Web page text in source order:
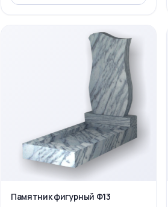
Памятник фигурный Ф13